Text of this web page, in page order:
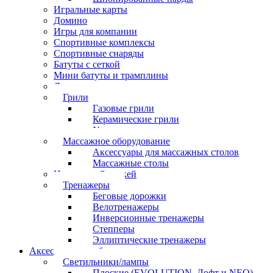
Игральные карты
Домино
Игры для компании
Спортивные комплексы
Спортивные снаряды
Батуты с сеткой
Мини батуты и трамплины
Дартс
Грили
Газовые грили
Керамические грили
Угольные грили
Массажное оборудование
Аксессуары для массажных столов
Массажные столы
Настольный хоккей
Тренажеры
Беговые дорожки
Велотренажеры
Инверсионные тренажеры
Степперы
Эллиптические тренажеры
Аксессуары для бильярда
Светильники/лампы